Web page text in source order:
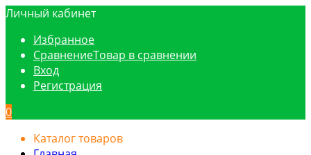
Личный кабинет
Избранное
СравнениеТовар в сравнении
Вход
Регистрация
0
Каталог товаров